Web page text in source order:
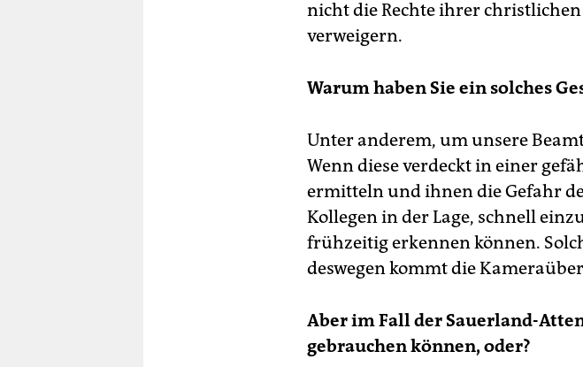
nicht die Rechte ihrer
verweigern.
Warum haben Sie ein solches
Unter anderem, um unsere
Wenn diese verdeckt in einer
ermitteln und ihnen die Gefahr
Kollegen in der Lage, schnell
frühzeitig erkennen können.
deswegen kommt die
Aber im Fall der Sauerland-
gebrauchen können, oder?